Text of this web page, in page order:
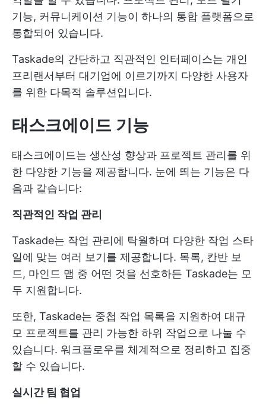
기능, 커뮤니케이션 기능이 하나의 통합 플랫폼으로
통합되어 있습니다.
Taskade의 간단하고 직관적인 인터페이스는 개인
프리랜서부터 대기업에 이르기까지 다양한 사용자
를 위한 다목적 솔루션입니다.
태스크에이드 기능
태스크에이드는 생산성 향상과 프로젝트 관리를 위
한 다양한 기능을 제공합니다. 눈에 띄는 기능은 다
음과 같습니다:
직관적인 작업 관리
Taskade는 작업 관리에 탁월하며 다양한 작업 스타
일에 맞는 여러 보기를 제공합니다. 목록, 칸반 보
드, 마인드 맵 중 어떤 것을 선호하든 Taskade는 모
두 지원합니다.
또한, Taskade는 중첩 작업 목록을 지원하여 대규
모 프로젝트를 관리 가능한 하위 작업으로 나눌 수
있습니다. 워크플로우를 체계적으로 정리하고 집중
할 수 있습니다.
실시간 팀 협업